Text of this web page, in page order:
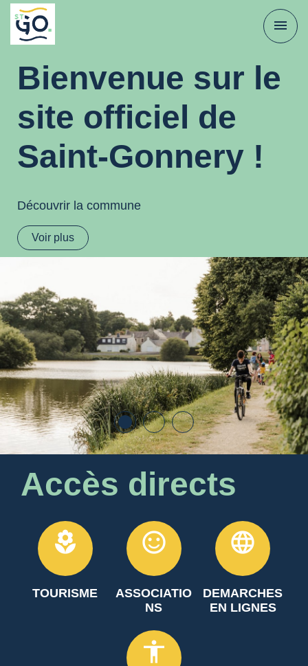
menu
Bienvenue sur le
site officiel de
Saint-Gonnery !
Découvrir la commune
Voir plus
Accès directs
local_florist
TOURISME
sentiment_satisfied_alt
ASSOCIATIO
NS
language
DEMARCHES
EN LIGNES
accessibility